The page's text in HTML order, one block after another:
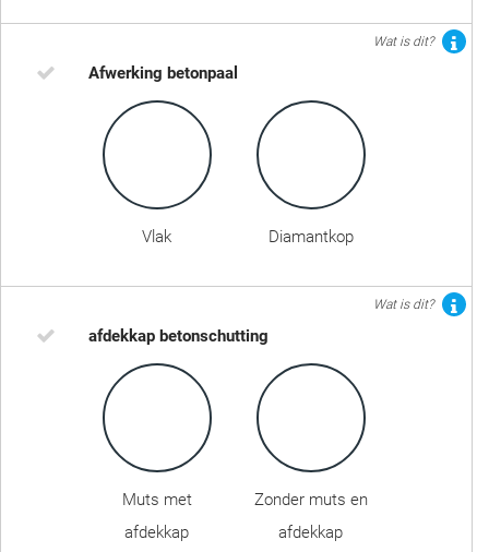
Wat is dit?
Afwerking betonpaal
Vlak Diamantkop
Wat is dit?
afdekkap betonschutting
Muts met
afdekkap
Zonder muts en
afdekkap